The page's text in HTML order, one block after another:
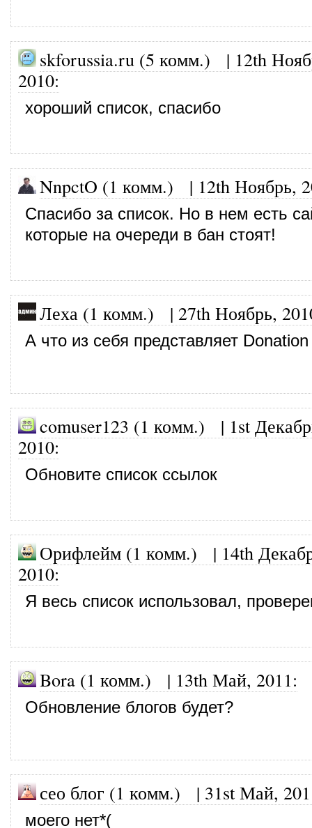
skforussia.ru (5 комм.) | 12th
2010:
хороший список, спасибо
NnpctO (1 комм.) | 12th Ноябрь,
Спасибо за список. Но в нем есть
которые на очереди в бан стоят!
Леха (1 комм.) | 27th Ноябрь,
А что из себя представляет
comuser123 (1 комм.) | 1st
2010:
Обновите список ссылок
Орифлейм (1 комм.) | 14th
2010:
Я весь список использовал,
Bora (1 комм.) | 13th Май, 2011:
Обновление блогов будет?
сео блог (1 комм.) | 31st Май,
моего нет*(